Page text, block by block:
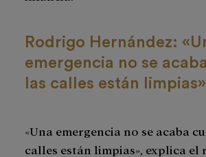
Rodrigo Hernández:
emergencia no se
las calles están
«Una emergencia no se acaba
calles están limpias», explica el